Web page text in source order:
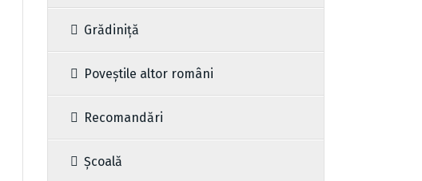
Grădiniță
Poveștile altor români
Recomandări
Școală